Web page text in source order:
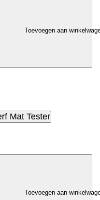
Toevoegen aan
Mat Tester
Toevoegen aan